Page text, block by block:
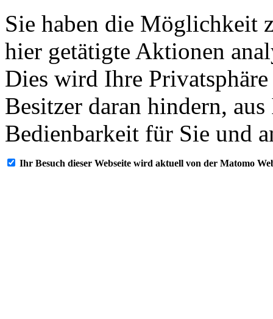
Sie haben die Möglichkeit
hier getätigte Aktionen
Dies wird Ihre
Besitzer daran hindern,
Bedienbarkeit für Sie und
Ihr Besuch dieser Webseite wird aktuell von der Matomo